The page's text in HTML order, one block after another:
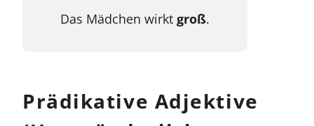
Das Mädchen wirkt groß.
Prädikative Adjektive